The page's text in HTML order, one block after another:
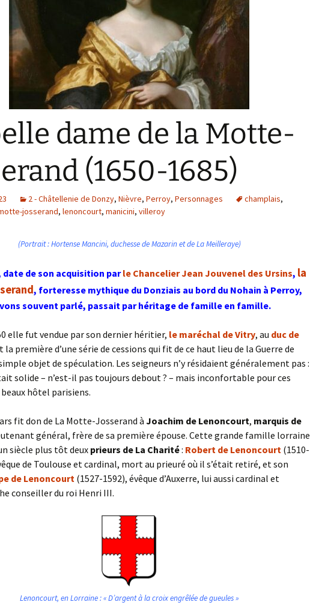
Baronnie de Saint-Verain
Comté d’Auxerre
Comté de Gien
Seigneurie de Courtenay
Comté de Sancerre
dame de la Motte-
(1650-1685)
2 - Châtellenie de Donzy, Nièvre, Perroy, Personnages champlais,
josserand, lenoncourt, manicini, villeroy
(Portrait : Hortense Mancini, duchesse de Mazarin et de La Meilleraye)
date de son acquisition parle Chancelier Jean Jouvenel des Ursins, la
, forteresse mythique du Donziais au bord du Nohain à Perroy,
souvent parlé, passait par héritage de famille en famille.
elle fut vendue par son dernier héritier, le maréchal de Vitry, au duc de
la première d’une série de cessions qui fit de ce haut lieu de la Guerre de
objet de spéculation. Les seigneurs n’y résidaient généralement pas :
solide – n’est-il pas toujours debout ? – mais inconfortable pour ces
hôtel parisiens.
fit don de La Motte-Josserand à Joachim de Lenoncourt, marquis de
général, frère de sa première épouse. Cette grande famille lorraine
siècle plus tôt deux prieurs de La Charité: Robert de Lenoncourt (1510-
de Toulouse et cardinal, mort au prieuré où il s’était retiré, et son
de Lenoncourt (1527-1592), évêque d’Auxerre, lui aussi cardinal et
conseiller du roi Henri III.
Lenoncourt, en Lorraine : « D’argent à la croix engrêlée de gueules »